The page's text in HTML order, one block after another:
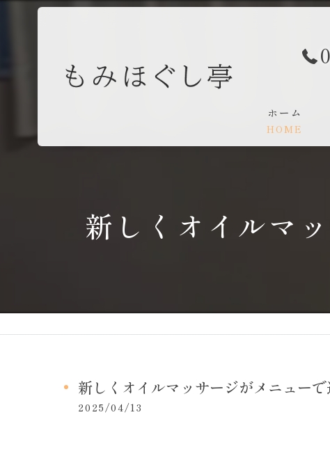
ホーム
HOME
新しくオイルマ
新しくオイルマッサージがメニュー
2025/04/13